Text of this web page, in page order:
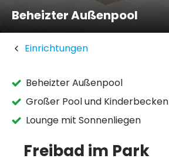
Beheizter Außenpool
Einrichtungen
Beheizter Außenpool
Großer Pool und Kinderbecken
Lounge mit Sonnenliegen
Freibad im Park